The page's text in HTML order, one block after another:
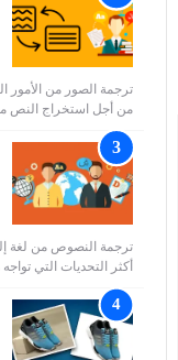
ترجمة الصور من الأمور
من أجل استخراج النص
ترجمة النصوص من لغة
أكثر التحديات التي